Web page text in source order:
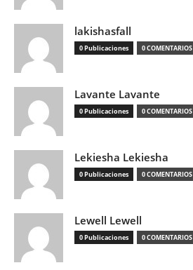
lakishasfall
0 Publicaciones 0 COMENTARIOS
Lavante Lavante
0 Publicaciones 0 COMENTARIOS
Lekiesha Lekiesha
0 Publicaciones 0 COMENTARIOS
Lewell Lewell
0 Publicaciones 0 COMENTARIOS